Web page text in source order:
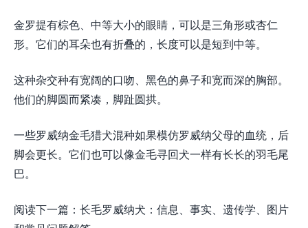
金罗提有棕色、中等大小的眼睛，可以是三角形或杏仁
形。它们的耳朵也有折叠的，长度可以是短到中等。
这种杂交种有宽阔的口吻、黑色的鼻子和宽而深的胸部。
他们的脚圆而紧凑，脚趾圆拱。
一些罗威纳金毛猎犬混种如果模仿罗威纳父母的血统，后
脚会更长。它们也可以像金毛寻回犬一样有长长的羽毛尾
巴。
阅读下一篇：长毛罗威纳犬：信息、事实、遗传学、图片